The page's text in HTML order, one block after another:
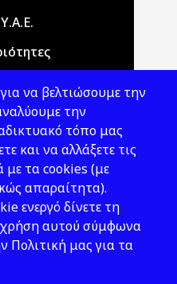
μας
να βελτιώσουμε την
την
τόπο μας
και να αλλάξετε τις
με τα cookies (με
απαραίτητα).
ενεργό δίνετε τη
αυτού σύμφωνα
Πολιτική μας για τα